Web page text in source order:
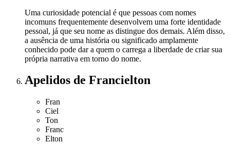
Uma curiosidade potencial é que pessoas com nomes
incomuns frequentemente desenvolvem uma forte identidade
pessoal, já que seu nome as distingue dos demais. Além disso,
a ausência de uma história ou significado amplamente
conhecido pode dar a quem o carrega a liberdade de criar sua
própria narrativa em torno do nome.
Apelidos de Francielton
Fran
Ciel
Ton
Franc
Elton